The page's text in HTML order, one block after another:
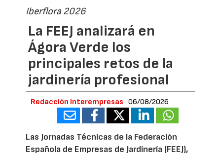
Iberflora 2026
La FEEJ analizará en
Ágora Verde los
principales retos de la
jardinería profesional
Redacción Interempresas 06/08/2026
Las Jornadas Técnicas de la Federación
Española de Empresas de Jardinería (FEEJ),